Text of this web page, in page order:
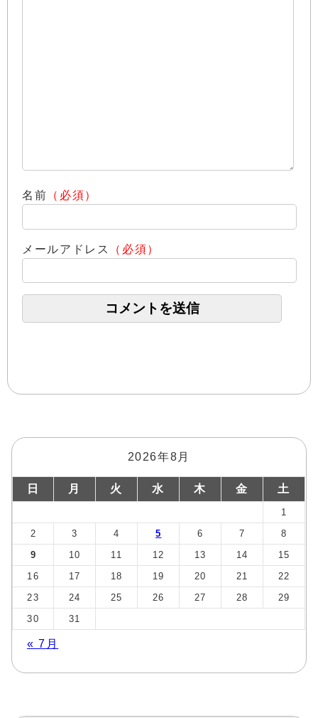
名前 （必須）
メールアドレス （必須）
2026年8月
日 月 火 水 木 金 土
1
2
3 4 5 6 7
8
9
10 11 12 13 14
15
16
17 18 19 20 21
22
23
24 25 26 27 28
29
30
31
« 7月